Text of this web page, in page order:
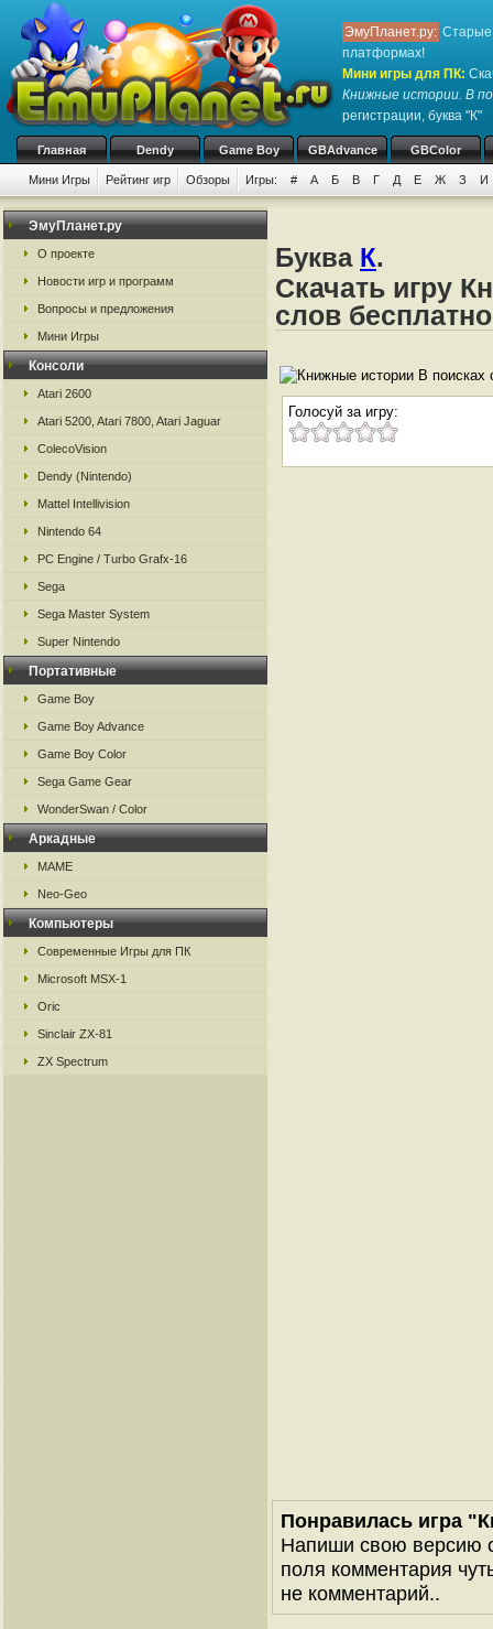
ЭмуПланет.ру: Старые
платформах!
Мини игры для ПК:
Книжные истории. В
регистрации, буква "К"
Главная Dendy Game Boy GBAdvance GBColor
Мини Игры Рейтинг игр Обзоры Игры: # А Б В Г Д Е Ж З И
ЭмуПланет.ру
О проекте
Новости игр и программ
Вопросы и предложения
Мини Игры
Консоли
Atari 2600
Atari 5200, Atari 7800, Atari Jaguar
ColecoVision
Dendy (Nintendo)
Mattel Intellivision
Nintendo 64
PC Engine / Turbo Grafx-16
Sega
Sega Master System
Super Nintendo
Портативные
Game Boy
Game Boy Advance
Game Boy Color
Sega Game Gear
WonderSwan / Color
Аркадные
MAME
Neo-Geo
Компьютеры
Современные Игры для ПК
Microsoft MSX-1
Oric
Sinclair ZX-81
ZX Spectrum
Буква К.
Скачать игру
слов
Голосуй за игру:
Понравилась игра
Напиши свою версию
поля комментария
не комментарий..